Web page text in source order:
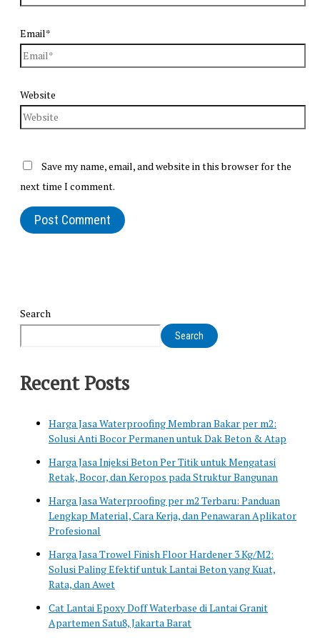
Email*
Website
Save my name, email, and website in this browser for the
next time I comment.
Search
Search
Recent Posts
Harga Jasa Waterproofing Membran Bakar per m2:
Solusi Anti Bocor Permanen untuk Dak Beton & Atap
Harga Jasa Injeksi Beton Per Titik untuk Mengatasi
Retak, Bocor, dan Keropos pada Struktur Bangunan
Harga Jasa Waterproofing per m2 Terbaru: Panduan
Lengkap Material, Cara Kerja, dan Penawaran Aplikator
Profesional
Harga Jasa Trowel Finish Floor Hardener 3 Kg/M2:
Solusi Paling Efektif untuk Lantai Beton yang Kuat,
Rata, dan Awet
Cat Lantai Epoxy Doff Waterbase di Lantai Granit
Apartemen Satu8, Jakarta Barat